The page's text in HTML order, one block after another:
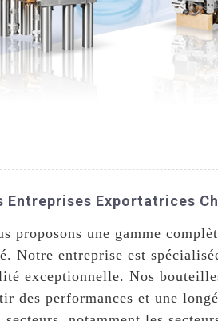
Entreprises Exportatrices
une gamme
Notre entreprise est
exceptionnelle. Nos
des performances et une